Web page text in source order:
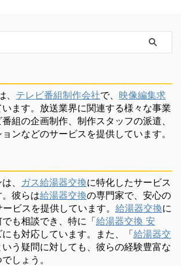
テレビ番組制作会社で、 映像編集求
ます。放送業界に関連する様々な事業
組の企画制作、制作スタッフの派遣、
ンなどのサービスを提供しています。
、 ガス給湯器交換に特化したサービス
彼らは給湯器交換の専門家で、安心の
ビスを提供しています。 給湯器交換に
も相談でき、特に「給湯器交換 安
にも対応しています。また、「給湯器交
いう疑問に対しても、彼らの経験豊富な
しょう。